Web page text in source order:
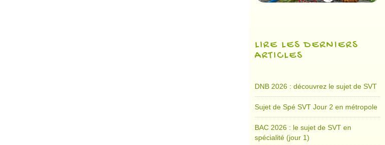
LIRE LES DERNIERS
ARTICLES
DNB 2026 : découvrez le sujet de SVT
Sujet de Spé SVT Jour 2 en métropole
BAC 2026 : le sujet de SVT en
spécialité (jour 1)